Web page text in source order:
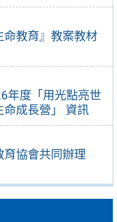
教育』教案教材
年度「用光點亮世
成長營」 資訊
育協會共同辦理